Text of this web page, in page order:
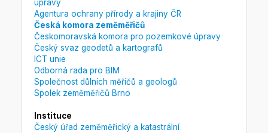
úpravy
Agentura ochrany přírody a krajiny ČR
Česká komora zeměměřičů
Českomoravská komora pro pozemkové úpravy
Český svaz geodetů a kartografů
ICT unie
Odborná rada pro BIM
Společnost důlních měřičů a geologů
Spolek zeměměřičů Brno
Instituce
Český úřad zeměměřický a katastrální